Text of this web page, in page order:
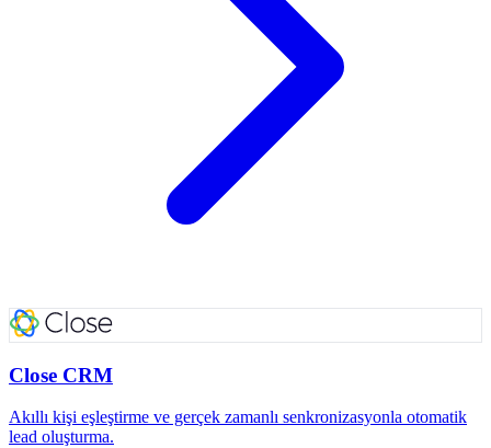
Close CRM
Akıllı kişi eşleştirme ve gerçek zamanlı senkronizasyonla otomatik
lead oluşturma.